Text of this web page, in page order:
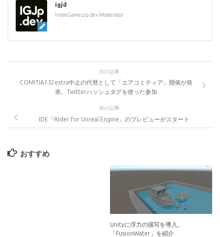
igjd
IndieGamesJp.dev Moderator
次の記事
COMITIA132extra中止の代替として「エアコミティア」開催が発
表。Twitterハッシュタグを使った参加
前の記事
IDE「Rider for Unreal Engine」のプレビューがスタート
おすすめ
Unityに浮力の描写を導入。
「FusionWater」を紹介